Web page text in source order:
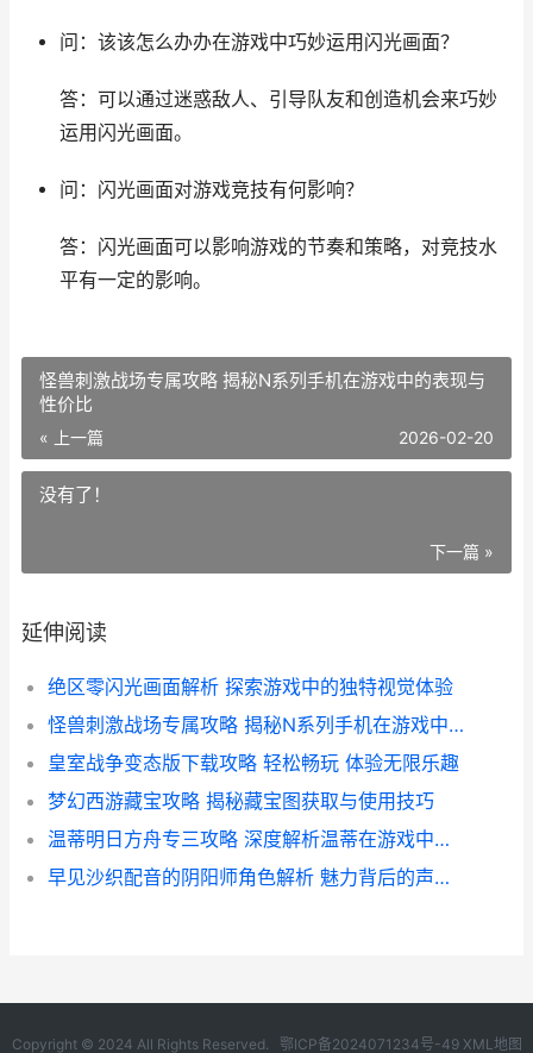
问：该该怎么办办在游戏中巧妙运用闪光画面？
答：可以通过迷惑敌人、引导队友和创造机会来巧妙
运用闪光画面。
问：闪光画面对游戏竞技有何影响？
答：闪光画面可以影响游戏的节奏和策略，对竞技水
平有一定的影响。
怪兽刺激战场专属攻略 揭秘N系列手机在游戏中的表现与
性价比
« 上一篇 2026-02-20
没有了！
下一篇 »
延伸阅读
绝区零闪光画面解析 探索游戏中的独特视觉体验
怪兽刺激战场专属攻略 揭秘N系列手机在游戏中的表现与性价比
皇室战争变态版下载攻略 轻松畅玩 体验无限乐趣
梦幻西游藏宝攻略 揭秘藏宝图获取与使用技巧
温蒂明日方舟专三攻略 深度解析温蒂在游戏中的角色与技能
早见沙织配音的阴阳师角色解析 魅力背后的声优魅力
Copyright © 2024 All Rights Reserved. 鄂ICP备2024071234号-49 XML地图